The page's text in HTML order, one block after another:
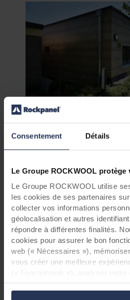
Consentement Détails
Le Groupe ROCKWOOL protège
Le Groupe ROCKWOOL utilise
les cookies de ses partenaires
collecter vos informations
géolocalisation et autres
répondre à différentes finalités.
cookies pour assurer le bon
web (« Nécessaires »),
vous créer une meilleure
optimiser les sites web («
contenu et nos publicités sur les
Informations sur le
Projekt: Erweiterung einer
Nagold-Hochdorf
Bauherr: Dr. Kornelia
Architektur: Architekturbüro
Schleehauf, Nagold-Hochdorf
Verarbeiter Fassade:
Harr, Mötzingen
Händler Fassade: Schütz &
Scheer
Verwendetes produkt:
Concrete Platinum &
Rhinestone Oak